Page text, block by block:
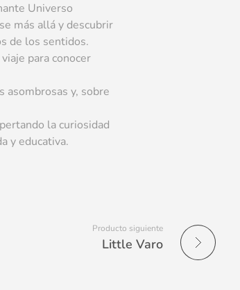
Universo
más allá y descubrir
de los sentidos.
para conocer
asombrosas y, sobre
la curiosidad
y educativa.
Producto siguiente
Little Varo